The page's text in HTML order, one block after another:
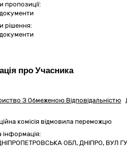
пропозиції:
рішення:
про Учасника
З Обмеженою Відповідальністю
комісія відмовила переможцю
інформація:
ОБЛ, ДНІПРО, ВУЛ